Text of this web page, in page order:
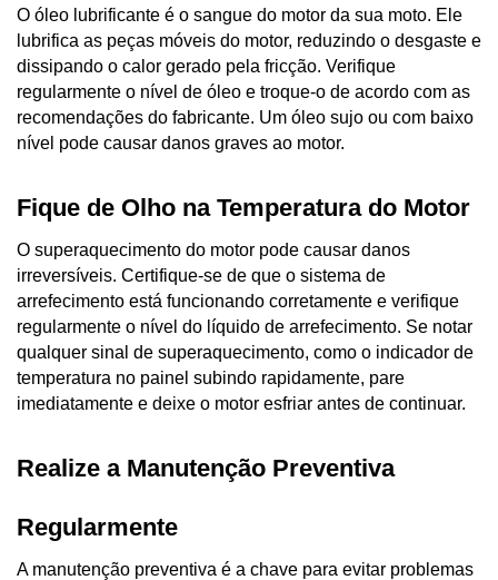
O óleo lubrificante é o sangue do motor da sua moto. Ele
lubrifica as peças móveis do motor, reduzindo o desgaste e
dissipando o calor gerado pela fricção. Verifique
regularmente o nível de óleo e troque-o de acordo com as
recomendações do fabricante. Um óleo sujo ou com baixo
nível pode causar danos graves ao motor.
Fique de Olho na Temperatura do Motor
O superaquecimento do motor pode causar danos
irreversíveis. Certifique-se de que o sistema de
arrefecimento está funcionando corretamente e verifique
regularmente o nível do líquido de arrefecimento. Se notar
qualquer sinal de superaquecimento, como o indicador de
temperatura no painel subindo rapidamente, pare
imediatamente e deixe o motor esfriar antes de continuar.
Realize a Manutenção Preventiva
Regularmente
A manutenção preventiva é a chave para evitar problemas